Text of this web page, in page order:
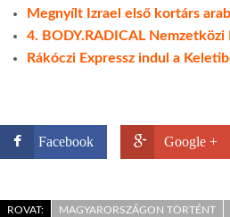
Megnyílt Izrael első kortárs
4. BODY.RADICAL
Rákóczi Expressz indul a
Facebook Google +
ROVAT: MAGYARORSZÁGON TÖRTÉNT